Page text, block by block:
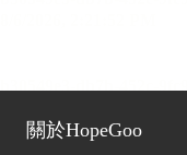
關於HopeGoo